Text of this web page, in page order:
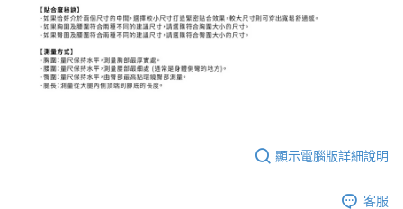
顯示電腦版詳細說明
客服